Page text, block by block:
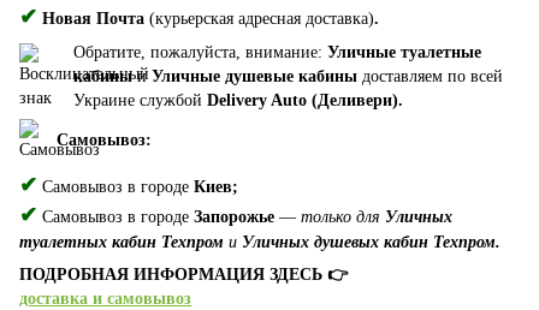
✔ Новая Почта (курьерская адресная доставка).
Обратите, пожалуйста, внимание: Уличные туалетные
кабиныи Уличные душевые кабины доставляем по всей
Украине службой Delivery Auto (Деливери).
Самовывоз:
✔ Самовывоз в городе Киев;
✔ Самовывоз в городе Запорожье — только для Уличных
туалетных кабин Техпром и Уличных душевых кабин Техпром.
ПОДРОБНАЯ ИНФОРМАЦИЯ ЗДЕСЬ 👉
доставка и самовывоз